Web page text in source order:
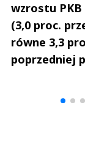
wzrostu PKB
(3,0 proc.
równe 3,3
poprzedniej